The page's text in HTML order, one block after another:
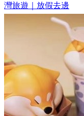
灣旅遊｜放假去邊